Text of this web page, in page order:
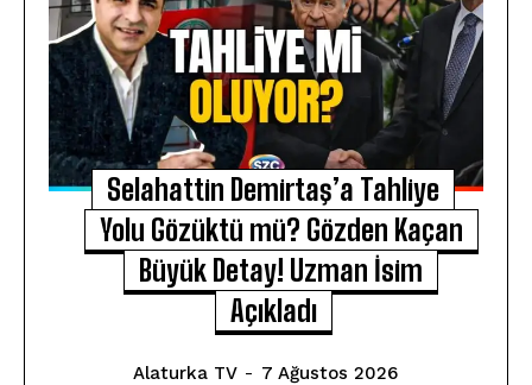
Selahattin Demirtaş’a Tahliye
Yolu Gözüktü mü? Gözden Kaçan
Büyük Detay! Uzman İsim
Açıkladı
Alaturka TV - 7 Ağustos 2026